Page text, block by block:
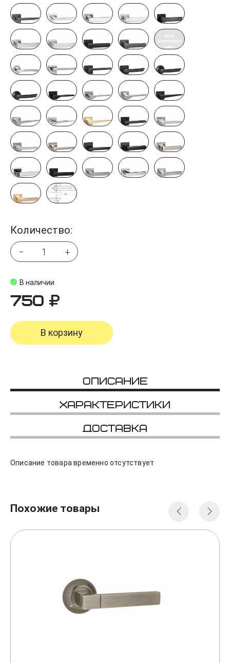
Количество:
− +
В наличии
750
В корзину
Описание
Характеристики
Доставка
Описание товара временно отсутствует
Похожие товары